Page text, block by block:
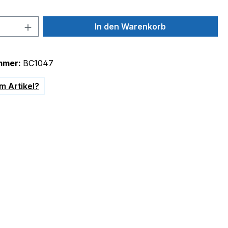
Anzahl: Gib den gewünschten Wert
In den Warenkorb
BC1047
Artikel?
Dampfbügelstation"